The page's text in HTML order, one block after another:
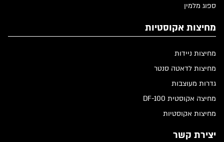
ספוג מלמין
מחיצות אקוסטיות
מחיצות ניידות
מחיצות לדאטה סנטר
גדרות מעוצבות
מחיצה אקוסטית DF-100
מחיצות אקוסטיות
יצירת קשר